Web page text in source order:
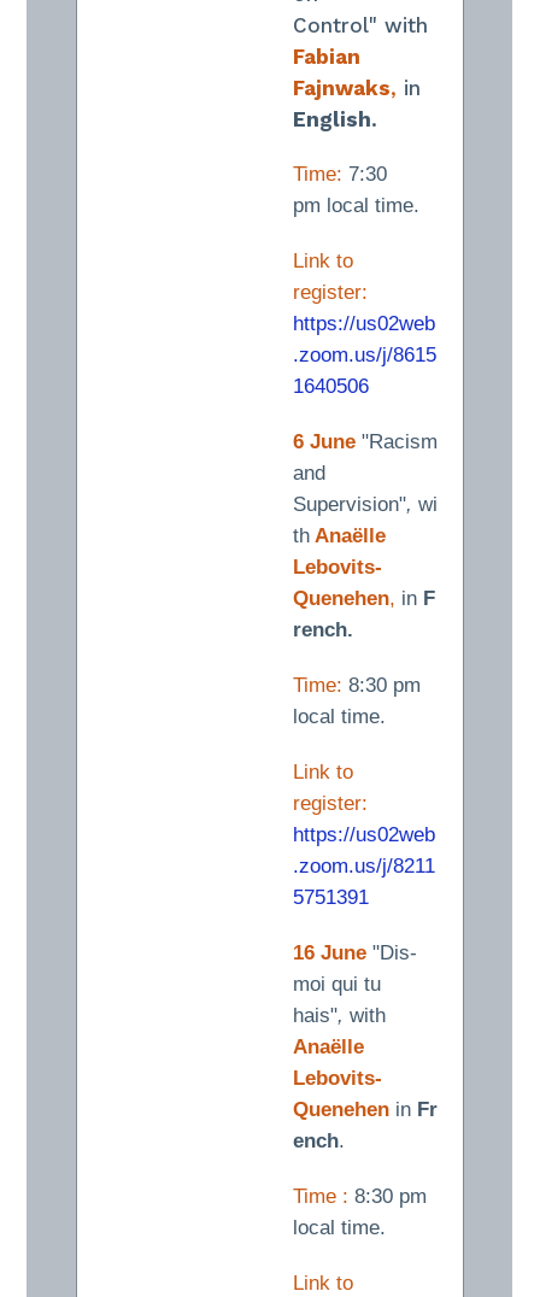
Control" with
Fabian
Fajnwaks, in
English.
Time: 7:30
pm local time.
Link to
register:
https://us02web
.zoom.us/j/8615
1640506
6 June"Racism
and
Supervision", wi
th Anaëlle
Lebovits-
Quenehen, in F
rench.
Time: 8:30 pm
local time.
Link to
register:
https://us02web
.zoom.us/j/8211
5751391
16 June"Dis-
moi qui tu
hais", with
Anaëlle
Lebovits-
Quenehenin Fr
ench.
Time : 8:30 pm
local time.
Link to